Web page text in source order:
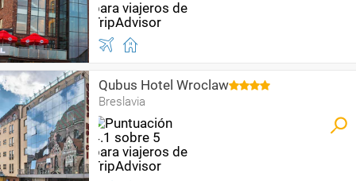
Qubus Hotel Wroclaw
Breslavia